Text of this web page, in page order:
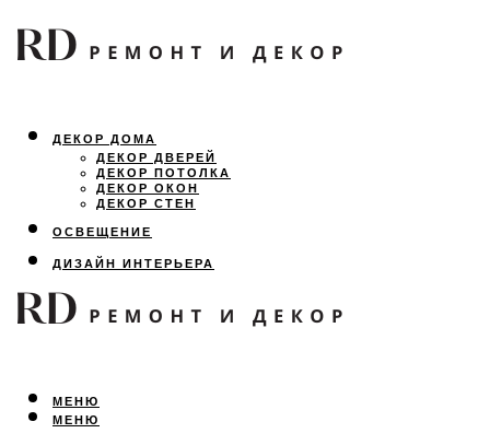
ДЕКОР ДОМА
ДЕКОР ДВЕРЕЙ
ДЕКОР ПОТОЛКА
ДЕКОР ОКОН
ДЕКОР СТЕН
ОСВЕЩЕНИЕ
ДИЗАЙН ИНТЕРЬЕРА
ЛАНДШАФТНЫЙ ДИЗАЙН
ВСЕ ПРО РЕМОНТ
МЕНЮ
МЕНЮ